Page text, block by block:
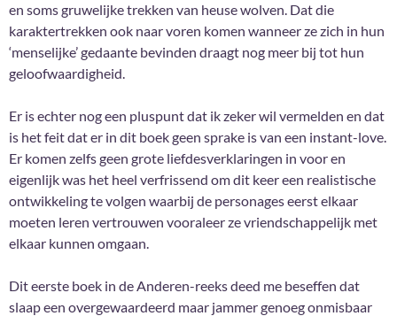
en soms gruwelijke trekken van heuse wolven. Dat die
karaktertrekken ook naar voren komen wanneer ze zich in hun
‘menselijke’ gedaante bevinden draagt nog meer bij tot hun
geloofwaardigheid.
Er is echter nog een pluspunt dat ik zeker wil vermelden en dat
is het feit dat er in dit boek geen sprake is van een instant-love.
Er komen zelfs geen grote liefdesverklaringen in voor en
eigenlijk was het heel verfrissend om dit keer een realistische
ontwikkeling te volgen waarbij de personages eerst elkaar
moeten leren vertrouwen vooraleer ze vriendschappelijk met
elkaar kunnen omgaan.
Dit eerste boek in de Anderen-reeks deed me beseffen dat
slaap een overgewaardeerd maar jammer genoeg onmisbaar